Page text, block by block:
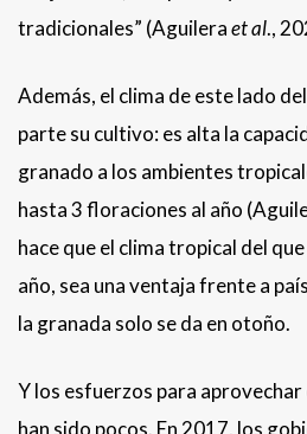
tradicionales” (Aguileraet al.,
Además, el clima de este lado
parte su cultivo: es alta la
granado a los ambientes
hasta 3 floraciones al año
hace que el clima tropical del
año, sea una ventaja frente a
la granada solo se da en otoño.
Y los esfuerzos para
han sido pocos. En 2017, los